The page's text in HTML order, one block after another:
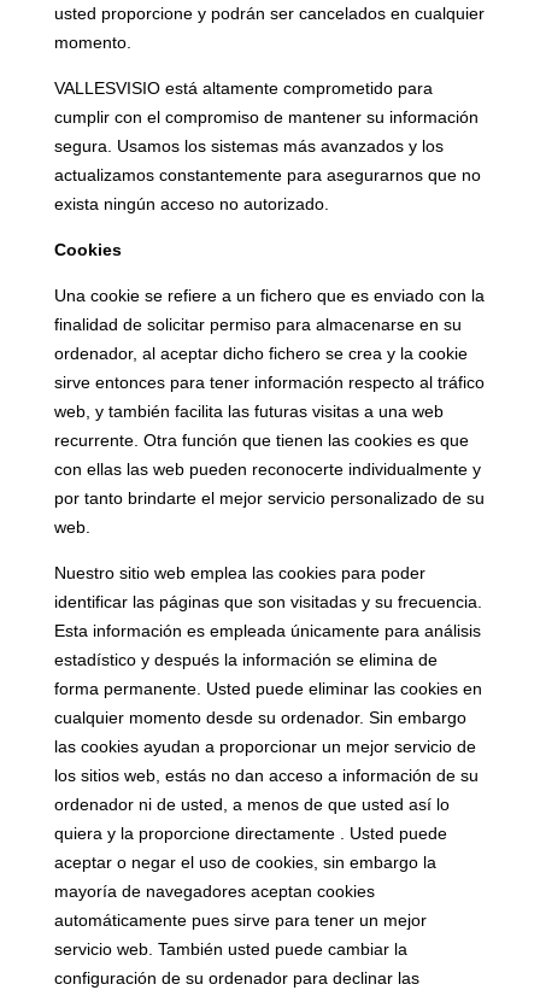
usted proporcione y podrán ser cancelados en cualquier
momento.
VALLESVISIO está altamente comprometido para
cumplir con el compromiso de mantener su información
segura. Usamos los sistemas más avanzados y los
actualizamos constantemente para asegurarnos que no
exista ningún acceso no autorizado.
Cookies
Una cookie se refiere a un fichero que es enviado con la
finalidad de solicitar permiso para almacenarse en su
ordenador, al aceptar dicho fichero se crea y la cookie
sirve entonces para tener información respecto al tráfico
web, y también facilita las futuras visitas a una web
recurrente. Otra función que tienen las cookies es que
con ellas las web pueden reconocerte individualmente y
por tanto brindarte el mejor servicio personalizado de su
web.
Nuestro sitio web emplea las cookies para poder
identificar las páginas que son visitadas y su frecuencia.
Esta información es empleada únicamente para análisis
estadístico y después la información se elimina de
forma permanente. Usted puede eliminar las cookies en
cualquier momento desde su ordenador. Sin embargo
las cookies ayudan a proporcionar un mejor servicio de
los sitios web, estás no dan acceso a información de su
ordenador ni de usted, a menos de que usted así lo
quiera y la proporcione directamente . Usted puede
aceptar o negar el uso de cookies, sin embargo la
mayoría de navegadores aceptan cookies
automáticamente pues sirve para tener un mejor
servicio web. También usted puede cambiar la
configuración de su ordenador para declinar las